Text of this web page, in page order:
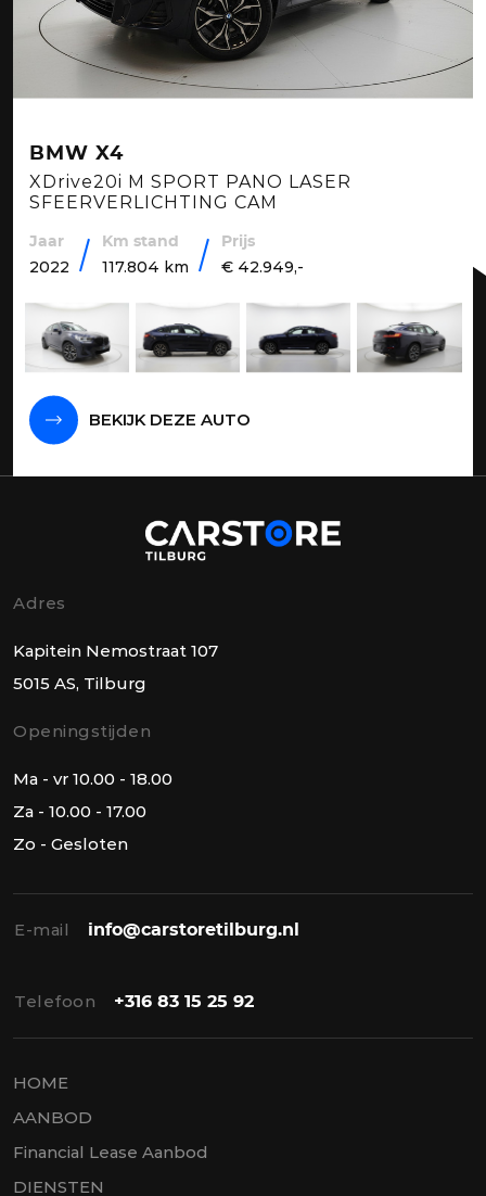
BMW X4
XDrive20i M SPORT PANO LASER
SFEERVERLICHTING CAM
Jaar
2022
Km stand
117.804 km
Prijs
€ 42.949,-
BEKIJK DEZE AUTO
Adres
Kapitein Nemostraat 107
5015 AS, Tilburg
Openingstijden
Ma - vr 10.00 - 18.00
Za - 10.00 - 17.00
Zo - Gesloten
E-mail info@carstoretilburg.nl
Telefoon +316 83 15 25 92
HOME
AANBOD
Financial Lease Aanbod
DIENSTEN